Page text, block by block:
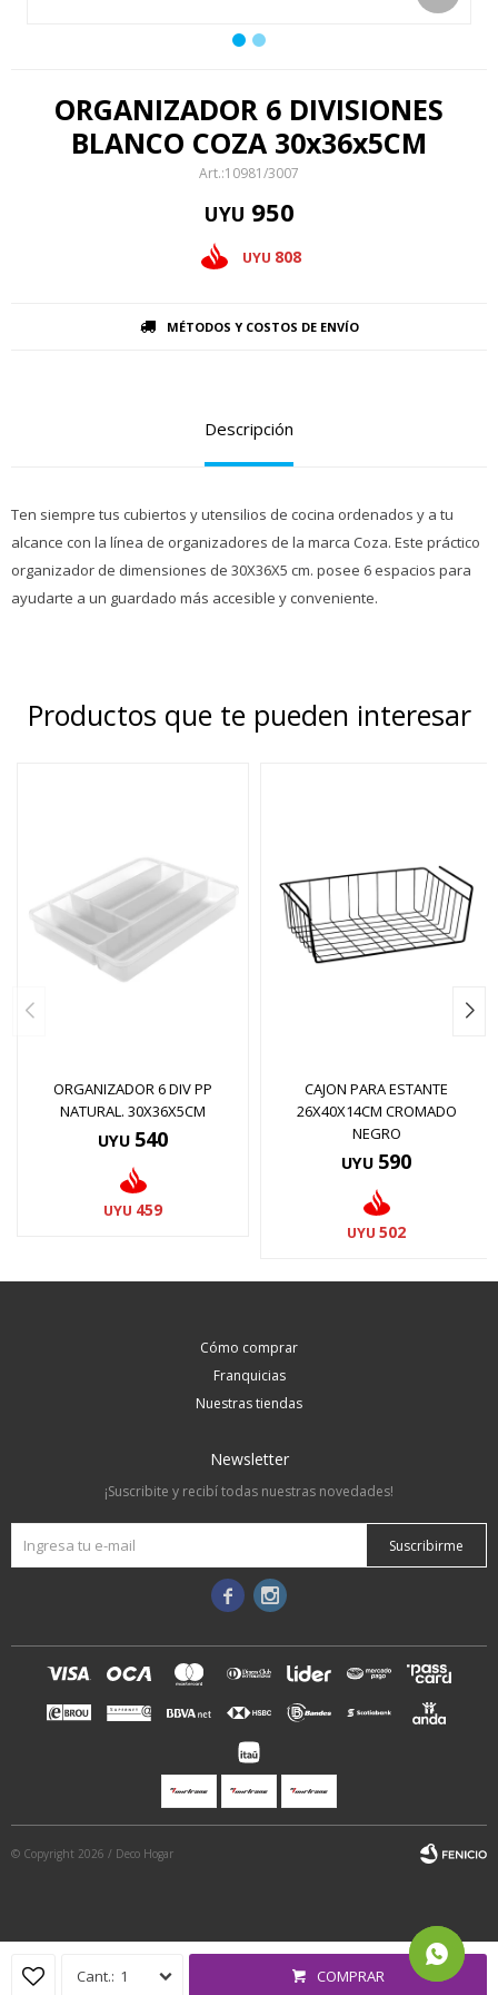
ORGANIZADOR 6 DIVISIONES
BLANCO COZA 30x36x5CM
10981/3007
UYU 950
UYU 808
1 COMPRAR
MÉTODOS Y COSTOS DE ENVÍO
Descripción
Ten siempre tus cubiertos y utensilios de cocina ordenados y a tu
alcance con la línea de organizadores de la marca Coza. Este práctico
organizador de dimensiones de 30X36X5 cm. posee 6 espacios para
ayudarte a un guardado más accesible y conveniente.
Productos que te pueden interesar
ORGANIZADOR 6 DIV PP
NATURAL. 30X36X5CM
UYU 540
UYU 459
CAJON PARA ESTANTE
26X40X14CM CROMADO
NEGRO
UYU 590
UYU 502
Cómo comprar
Franquicias
Nuestras tiendas
Newsletter
¡Suscribite y recibí todas nuestras novedades!
Suscribirme
 
© Copyright 2026 / Deco Hogar